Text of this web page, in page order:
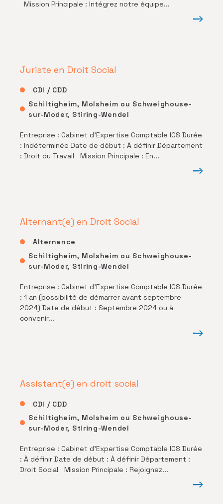
Mission Principale : Intégrez notre équipe...
Juriste en Droit Social
CDI / CDD
Schiltigheim, Molsheim ou Schweighouse-
sur-Moder, Stiring-Wendel
Entreprise : Cabinet d’Expertise Comptable ICS Durée
: Indéterminée Date de début : À définir Département
: Droit du Travail Mission Principale : En...
Alternant(e) en Droit Social
Alternance
Schiltigheim, Molsheim ou Schweighouse-
sur-Moder, Stiring-Wendel
Entreprise : Cabinet d’Expertise Comptable ICS Durée
: 1 an (possibilité de démarrer avant septembre
2024) Date de début : Septembre 2024 ou à
convenir...
Assistant(e) en droit social
CDI / CDD
Schiltigheim, Molsheim ou Schweighouse-
sur-Moder, Stiring-Wendel
Entreprise : Cabinet d’Expertise Comptable ICS Durée
: À définir Date de début : À définir Département :
Droit Social Mission Principale : Rejoignez...